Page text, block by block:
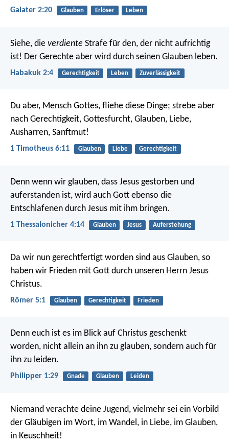
Galater 2:20 Glauben Erlöser Leben
Siehe, die verdiente Strafe für den, der nicht aufrichtig
ist! Der Gerechte aber wird durch seinen Glauben leben.
Habakuk 2:4 Gerechtigkeit Leben Zuverlässigkeit
Du aber, Mensch Gottes, fliehe diese Dinge; strebe aber
nach Gerechtigkeit, Gottesfurcht, Glauben, Liebe,
Ausharren, Sanftmut!
1 Timotheus 6:11 Glauben Liebe Gerechtigkeit
Denn wenn wir glauben, dass Jesus gestorben und
auferstanden ist, wird auch Gott ebenso die
Entschlafenen durch Jesus mit ihm bringen.
1 Thessalonicher 4:14 Glauben Jesus Auferstehung
Da wir nun gerechtfertigt worden sind aus Glauben, so
haben wir Frieden mit Gott durch unseren Herrn Jesus
Christus.
Römer 5:1 Glauben Gerechtigkeit Frieden
Denn euch ist es im Blick auf Christus geschenkt
worden, nicht allein an ihn zu glauben, sondern auch für
ihn zu leiden.
Philipper 1:29 Gnade Glauben Leiden
Niemand verachte deine Jugend, vielmehr sei ein Vorbild
der Gläubigen im Wort, im Wandel, in Liebe, im Glauben,
in Keuschheit!